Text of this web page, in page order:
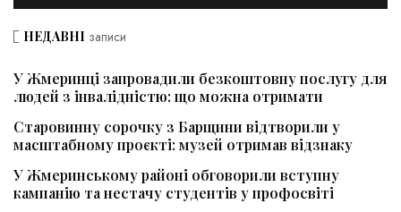
НЕДАВНІ записи
У Жмеринці запровадили безкоштовну послугу для
людей з інвалідністю: що можна отримати
Старовинну сорочку з Барщини відтворили у
масштабному проєкті: музей отримав відзнаку
У Жмеринському районі обговорили вступну
кампанію та нестачу студентів у профосвіті